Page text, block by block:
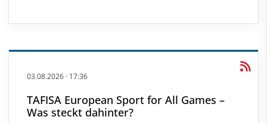
03.08.2026 · 17:36
TAFISA European Sport for All Games –
Was steckt dahinter?